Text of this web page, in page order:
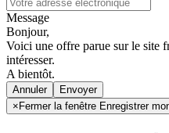
Message
Bonjour,
Voici une offre parue sur le site
intéresser.
A bientôt.
Annuler
×Fermer la fenêtre Enregistrer